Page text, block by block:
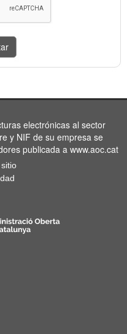
electrónicas al sector
y NIF de su empresa se
publicada a www.aoc.cat